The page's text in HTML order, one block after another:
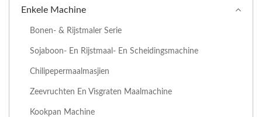
Enkele Machine
Bonen- & Rijstmaler Serie
Sojaboon- En Rijstmaal- En Scheidingsmachine
Chilipepermaalmasjien
Zeevruchten En Visgraten Maalmachine
Kookpan Machine